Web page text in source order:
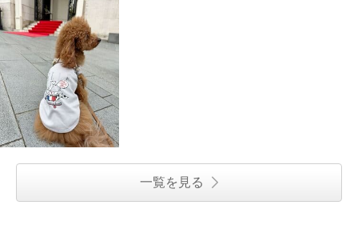
一覧を見る